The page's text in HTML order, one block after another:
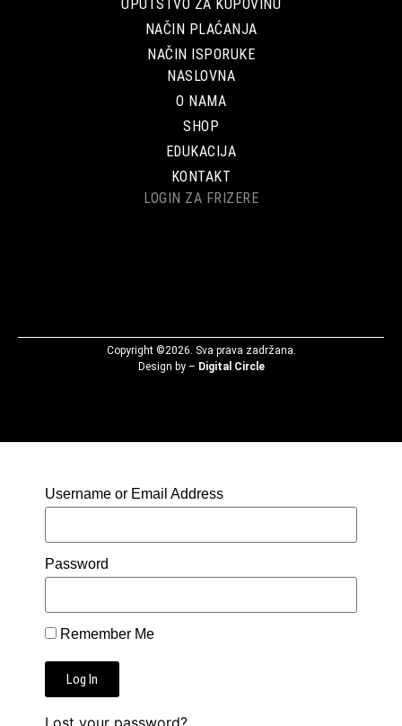
UPUTSTVO ZA KUPOVINU
NAČIN PLAĆANJA
NAČIN ISPORUKE
NASLOVNA
O NAMA
SHOP
EDUKACIJA
KONTAKT
LOGIN ZA FRIZERE
Copyright ©2026. Sva prava zadržana.
Design by – Digital Circle
Username or Email Address
Password
Remember Me
Log In